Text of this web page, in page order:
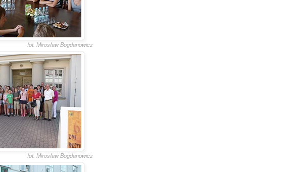
fot. Mirosław Bogdanowicz
fot. Mirosław Bogdanowicz